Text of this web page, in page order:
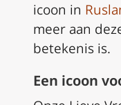
icoon in
meer aan
betekenis is.
Een icoon